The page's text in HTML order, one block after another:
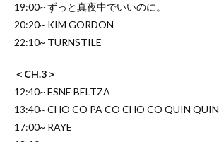
19:00~ ずっと真夜中でいいのに。
20:20~ KIM GORDON
22:10~ TURNSTILE
＜CH.3＞
12:40~ ESNE BELTZA
13:40~ CHO CO PA CO CHO CO QUIN QUIN
17:00~ RAYE